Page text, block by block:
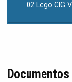
02 Logo CIG
Documentos